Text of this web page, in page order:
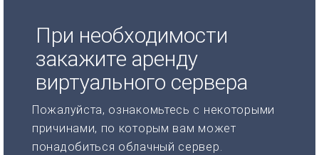
При необходимости
закажите аренду
виртуального сервера
Пожалуйста, ознакомьтесь с некоторыми
причинами, по которым вам может
понадобиться облачный сервер.